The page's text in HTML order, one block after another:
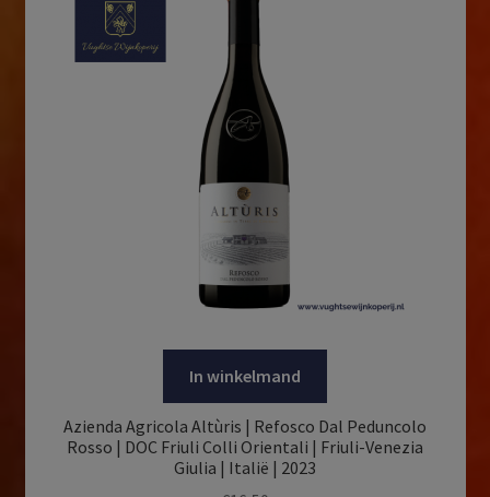
In winkelmand
Azienda Agricola Altùris | Refosco Dal Peduncolo
Rosso | DOC Friuli Colli Orientali | Friuli-Venezia
Giulia | Italië | 2023